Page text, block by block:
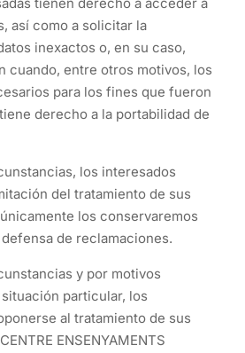
así como a solicitar la
inexactos o, en su caso,
cuando, entre otros motivos, los
para los fines que fueron
derecho a la portabilidad de
los interesados
del tratamiento de sus
los conservaremos
de reclamaciones.
y por motivos
particular, los
al tratamiento de sus
ENSENYAMENTS